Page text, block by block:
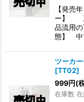
【発
ー】 三
品流用
態】 中
ツーカ
[TT02]
999円(
在庫数 在